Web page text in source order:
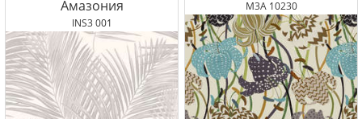
Амазония
INS3 001
M3A 10230